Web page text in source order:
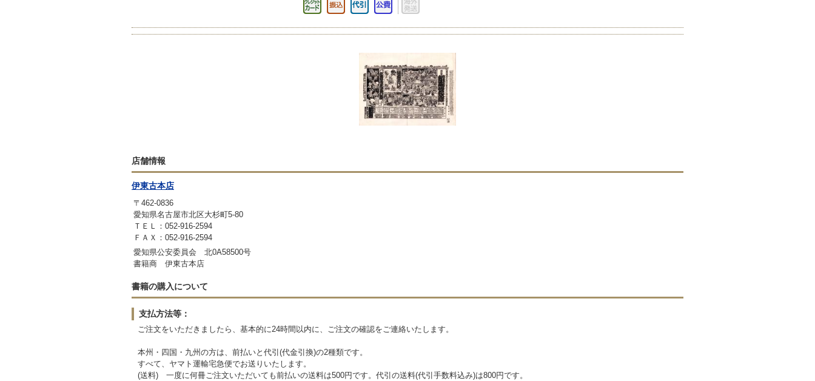
店舗情報
伊東古本店
〒462-0836
愛知県名古屋市北区大杉町5-80
ＴＥＬ：052-916-2594
ＦＡＸ：052-916-2594
愛知県公安委員会 北0A58500号
書籍商 伊東古本店
書籍の購入について
支払方法等：
ご注文をいただきましたら、基本的に24時間以内に、ご注文の確認をご連絡いたします。
本州・四国・九州の方は、前払いと代引(代金引換)の2種類です。
すべて、ヤマト運輸宅急便でお送りいたします。
(送料) 一度に何冊ご注文いただいても前払いの送料は500円です。代引の送料(代引手数料込み)は800円です。